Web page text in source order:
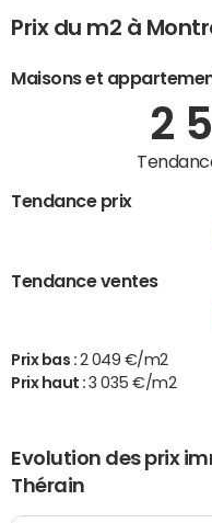
Prix du m2 à
Maisons et
2
Tendance prix
Tendance ventes
Prix bas : 2 049 €/m2
Prix haut :3 035 €/m2
Evolution des prix
Thérain